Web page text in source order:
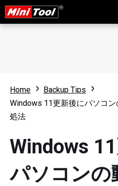
Home
Backup Tips
Windows 11更新後にパソコ
処法
Windows
パソコンの